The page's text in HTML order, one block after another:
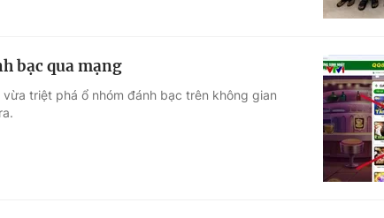
bạc qua mạng
triệt phá ổ nhóm đánh bạc trên không gian